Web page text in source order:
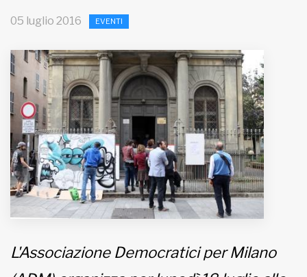
RUBRICHE
MUNICIPI
Inviateci le vostre segnalazioni
Iscriviti alla newsletter
Bernardis
EDB edizioni - Via Brivio angolo C.
05 luglio 2016 EVENTI
L'Associazione Democratici per Milano